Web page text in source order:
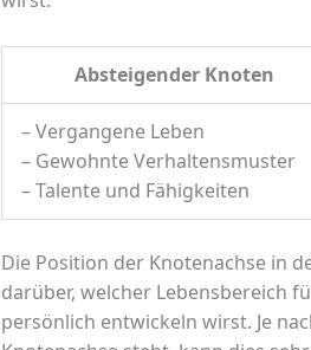
Absteigender Knoten
– Vergangene Leben
– Gewohnte Verhaltensmuster
– Talente und Fähigkeiten
Die Position der Knotenachse in
darüber, welcher Lebensbereich
persönlich entwickeln wirst. Je